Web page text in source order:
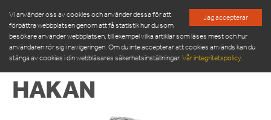
Jag accepterar
Vi använder oss av cookies och använder dessa för att
förbättra webbplatsen genom att få statistik hur du som
besökare använder webbplatsen, till exempel vilka artiklar som läses mest och hur
användaren rör sig i navigeringen. Om du inte accepterar att cookies används kan du
stänga av cookies i din webbläsares säkerhetsinställningar.Vår integritetspolicy.
HAKAN